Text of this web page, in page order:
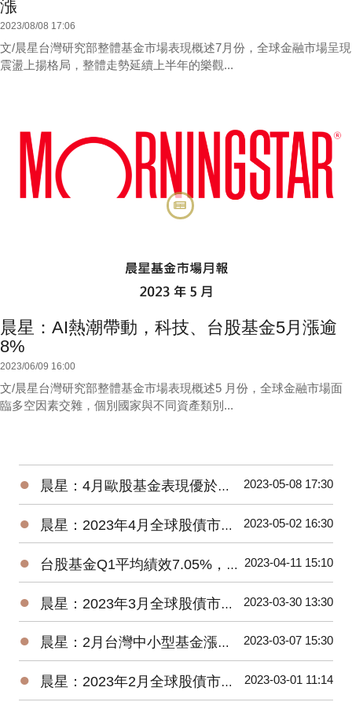
漲
2023/08/08 17:06
文/晨星台灣研究部整體基金市場表現概述7月份，全球金融市場呈現
震盪上揚格局，整體走勢延續上半年的樂觀...
晨星：AI熱潮帶動，科技、台股基金5月漲逾
8%
2023/06/09 16:00
文/晨星台灣研究部整體基金市場表現概述5 月份，全球金融市場面
臨多空因素交雜，個別國家與不同資產類別...
● 晨星：4月歐股基金表現優於美股、亞股，債券基金漲跌不一 2023-05-08 17:30
● 晨星：2023年4月全球股債市展望 2023-05-02 16:30
● 台股基金Q1平均績效7.05%，台灣中小型平均報酬率來到18.93% 2023-04-11 15:10
● 晨星：2023年3月全球股債市展望 2023-03-30 13:30
● 晨星：2月台灣中小型基金漲逾4%，債券基金全軍覆沒 2023-03-07 15:30
● 晨星：2023年2月全球股債市展望 2023-03-01 11:14